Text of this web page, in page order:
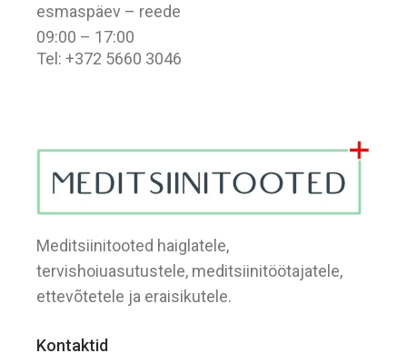
Meditsiinitooted haiglatele,
tervishoiuasutustele, meditsiinitöötajatele,
ettevõtetele ja eraisikutele.
Kontaktid
esmaspäev – reede
09:00 – 17:00
Tel: +372 5660 3046